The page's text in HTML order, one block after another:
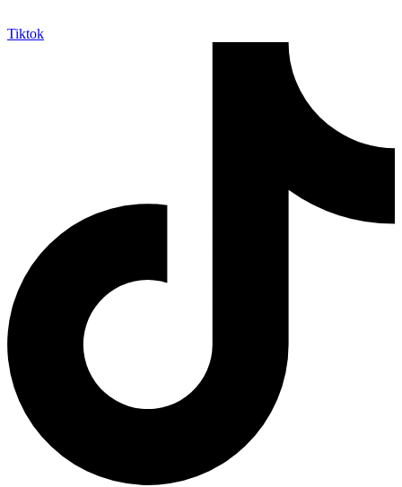
Tiktok